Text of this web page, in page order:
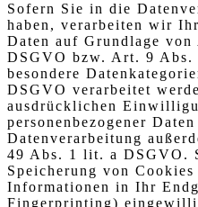
Sofern Sie in die
haben, verarbeiten wir
Daten auf Grundlage
DSGVO bzw. Art. 9
besondere
DSGVO verarbeitet
ausdrücklichen
personenbezogener
Datenverarbeitung
49 Abs. 1 lit. a DSGVO.
Speicherung von
Informationen in Ihr
Fingerprinting)